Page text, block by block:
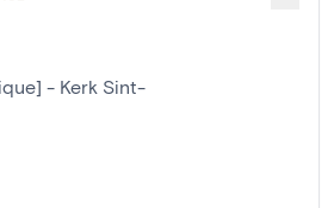
- Kerk Sint-